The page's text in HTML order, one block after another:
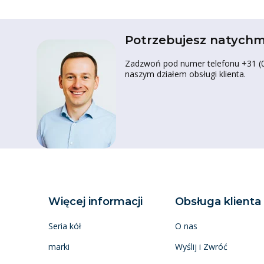
Potrzebujesz
Zadzwoń pod numer telefonu +31
naszym działem obsługi klienta.
Więcej informacji
Seria kół
marki
Obsługa klienta
O nas
Wyślij i Zwróć